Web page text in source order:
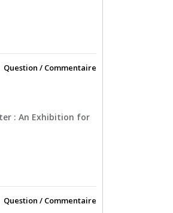
Question / Commentaire
: An Exhibition for
Question / Commentaire